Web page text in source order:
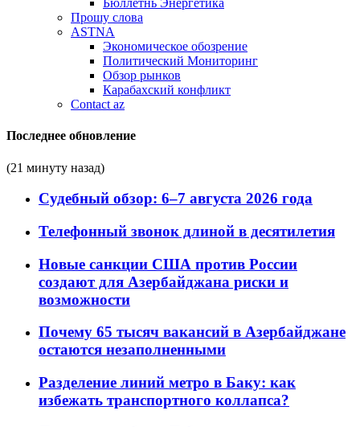
Бюллетнь Энергетика
Прошу слова
ASTNA
Экономическое обозрение
Политический Мониторинг
Обзор рынков
Карабахский конфликт
Contact az
Последнее обновление
(21 минуту назад)
Судебный обзор: 6–7 августа 2026 года
Телефонный звонок длиной в десятилетия
Новые санкции США против России
создают для Азербайджана риски и
возможности
Почему 65 тысяч вакансий в Азербайджане
остаются незаполненными
Разделение линий метро в Баку: как
избежать транспортного коллапса?